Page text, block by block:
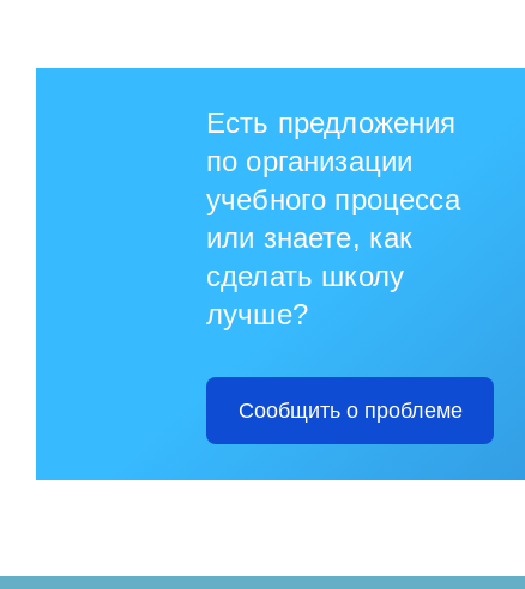
Есть предложения
по организации
учебного процесса
или знаете, как
сделать школу
лучше?
Сообщить о проблеме